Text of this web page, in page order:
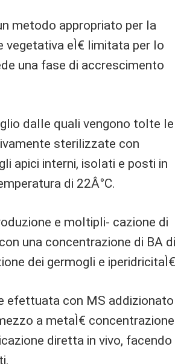
metodo appropriato per la
vegetativa eÌ€ limitata per lo
una fase di accrescimento
dalle quali vengono tolte le
sterilizzate con
apici interni, isolati e posti in
di 22Â°C.
e moltipli- cazione di
una concentrazione di BA di
dei germogli e
efettuata con MS addizionato
a metaÌ€ concentrazione
diretta in vivo, facendo